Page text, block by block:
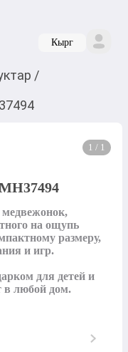
Кырг
/
1 / 1
на ощупь
размеру,
и игр.
для детей и
в любой дом.